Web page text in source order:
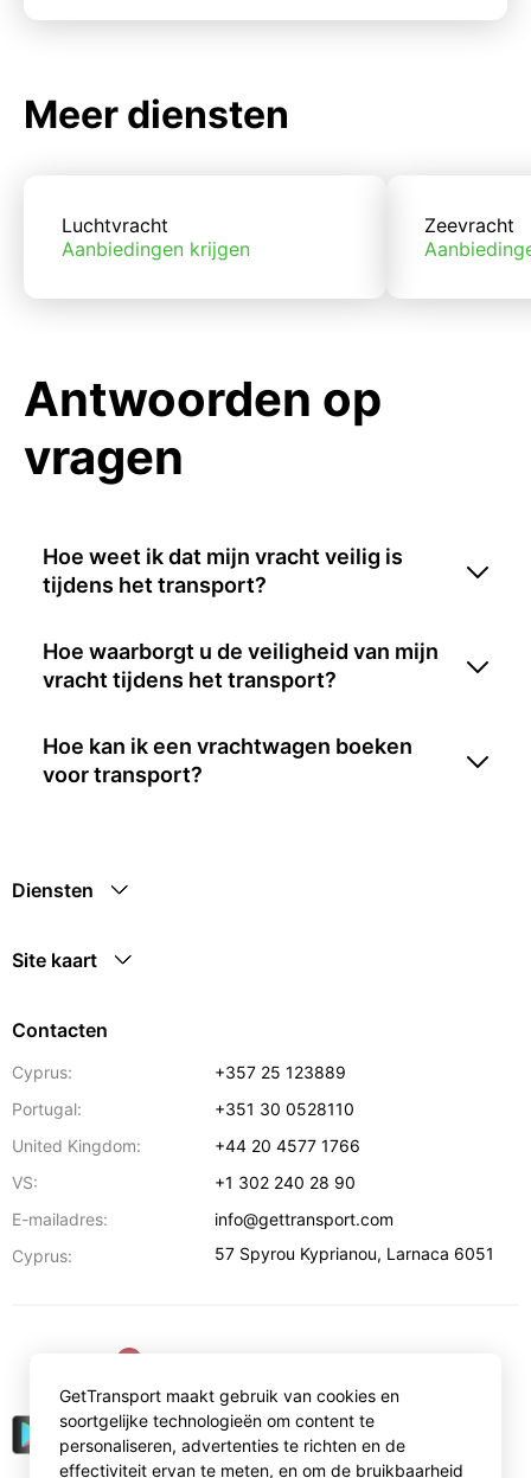
Meer diensten
Luchtvracht
Aanbiedingen krijgen
Zeevracht
Antwoorden op
vragen
Hoe weet ik dat mijn vracht veilig is
tijdens het transport?
Hoe waarborgt u de veiligheid van mijn
vracht tijdens het transport?
Hoe kan ik een vrachtwagen boeken
voor transport?
Diensten
Site kaart
Contacten
Cyprus:
+357 25 123889
Portugal:
+351 30 0528110
United Kingdom:
+44 20 4577 1766
VS:
+1 302 240 28 90
E-mailadres:
info@gettransport.com
Cyprus:
57 Spyrou Kyprianou, Larnaca 6051
GetTransport maakt gebruik van cookies en
soortgelijke technologieën om content te
personaliseren, advertenties te richten en de
effectiviteit ervan te meten, en om de bruikbaarheid